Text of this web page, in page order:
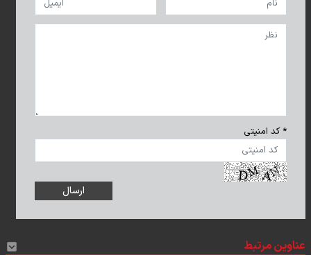
* کد امنیتی
عناوین مرتبط